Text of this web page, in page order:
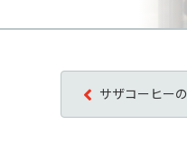
サザコーヒー